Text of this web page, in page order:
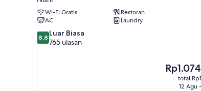
Wi-Fi Gratis
Restoran
AC
Laundry
8.8
dari
8,8 Luar Biasa
765 ulasan
Harga
sekarang
total
12 Agu